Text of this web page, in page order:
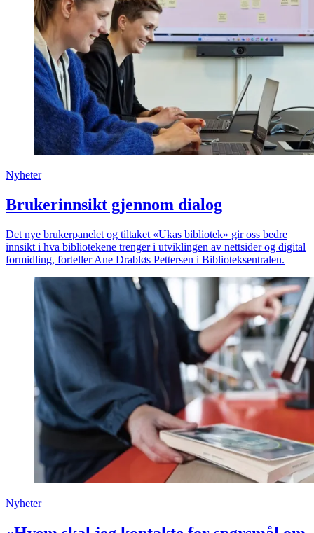
Nyheter
Brukerinnsikt gjennom dialog
Det nye brukerpanelet og tiltaket «Ukas bibliotek» gir oss bedre
innsikt i hva bibliotekene trenger i utviklingen av nettsider og digital
formidling, forteller Ane Drabløs Pettersen i Biblioteksentralen.
Nyheter